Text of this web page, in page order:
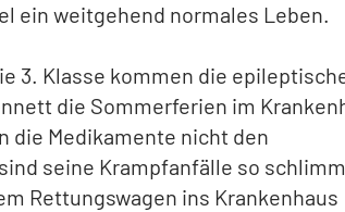
ein weitgehend normales Leben.
3. Klasse kommen die
die Sommerferien im
die Medikamente nicht den
seine Krampfanfälle so
Rettungswagen ins Krankenhaus